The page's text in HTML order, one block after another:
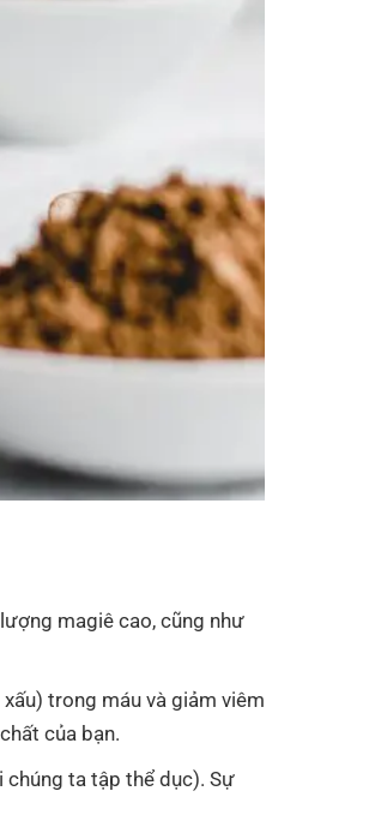
magiê cao, cũng như
trong máu và giảm viêm
của bạn.
ta tập thể dục). Sự